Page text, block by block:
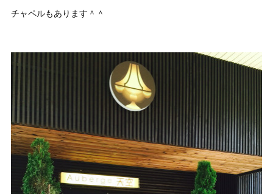
チャペルもあります＾＾